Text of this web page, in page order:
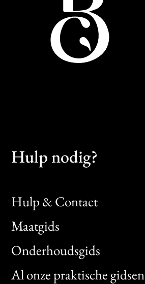
Hulp nodig?
Hulp & Contact
Maatgids
Onderhoudsgids
Al onze praktische gidsen